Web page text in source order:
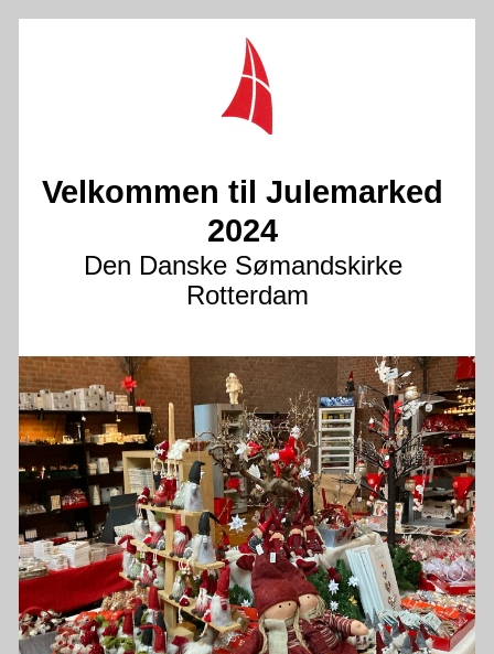
Velkommen til Julemarked
2024
Den Danske Sømandskirke
Rotterdam